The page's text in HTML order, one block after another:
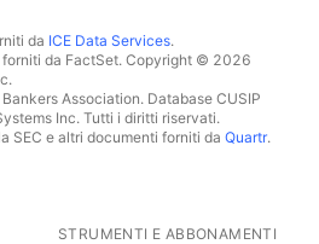
da ICE Data Services.
da FactSet. Copyright © 2026
Association. Database CUSIP
Inc. Tutti i diritti riservati.
SEC e altri documenti forniti da Quartr.
STRUMENTI E ABBONAMENTI